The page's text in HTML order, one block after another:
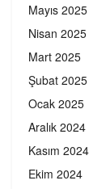
Mayıs 2025
Nisan 2025
Mart 2025
Şubat 2025
Ocak 2025
Aralık 2024
Kasım 2024
Ekim 2024